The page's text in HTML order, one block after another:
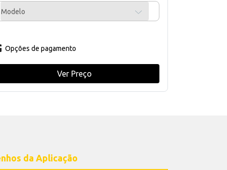
Modelo
Opções de pagamento
Ver Preço
da Aplicação